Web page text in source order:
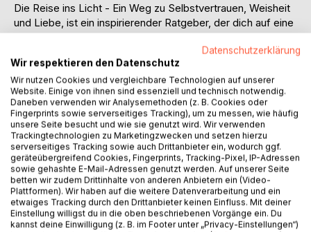
Die Reise ins Licht - Ein Weg zu Selbstvertrauen, Weisheit
und Liebe, ist ein inspirierender Ratgeber, der dich auf eine
tiefgreifende innere Expedition einlädt. Der erste
Schwerpunkt liegt auf der Entwicklung des
Selbstvertrauens, das als grundlegende Basis für
persönliches Wachstum und Wohlbefinden betrachtet wird.
Durch praktische Übungen wie Selbstreflexion und
Affirmationen wirst du ermutigt, dein Selbstvertrauen zu
stärken und deine innere Stärke anzuerkennen.
Die Erkundung deiner inneren Weisheit, mit Meditation und
Intuitionsübungen dienen hier als kraftvolle Werkzeuge, um
deine tiefere Verbindung zu deiner inneren Quelle
herzustellen. Der Fokus auf ganzheitlichem Bewusstsein
ermöglicht es dir, deine Verbundenheit mit dem Universum
zu erkennen und eine umfassende Perspektive auf dein
Datenschutzerklärung
Wir respektieren den Datenschutz
Wir nutzen Cookies und vergleichbare Technologien auf unserer
Website. Einige von ihnen sind essenziell und technisch notwendig.
Daneben verwenden wir Analysemethoden (z. B. Cookies oder
Fingerprints sowie serverseitiges Tracking), um zu messen, wie häufig
unsere Seite besucht und wie sie genutzt wird. Wir verwenden
Trackingtechnologien zu Marketingzwecken und setzen hierzu
serverseitiges Tracking sowie auch Drittanbieter ein, wodurch ggf.
geräteübergreifend Cookies, Fingerprints, Tracking-Pixel, IP-Adressen
sowie gehashte E-Mail-Adressen genutzt werden. Auf unserer Seite
betten wir zudem Drittinhalte von anderen Anbietern ein (Video-
Plattformen). Wir haben auf die weitere Datenverarbeitung und ein
etwaiges Tracking durch den Drittanbieter keinen Einfluss. Mit deiner
Einstellung willigst du in die oben beschriebenen Vorgänge ein. Du
kannst deine Einwilligung (z. B. im Footer unter „Privacy-Einstellungen“)